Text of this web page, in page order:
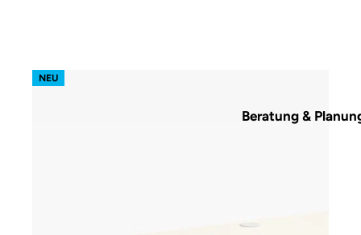
Beratung &
s52 focus – Gestell Weiß (glatt)
NEU